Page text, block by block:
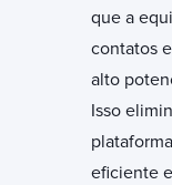
que a
contatos
alto
Isso
eficiente